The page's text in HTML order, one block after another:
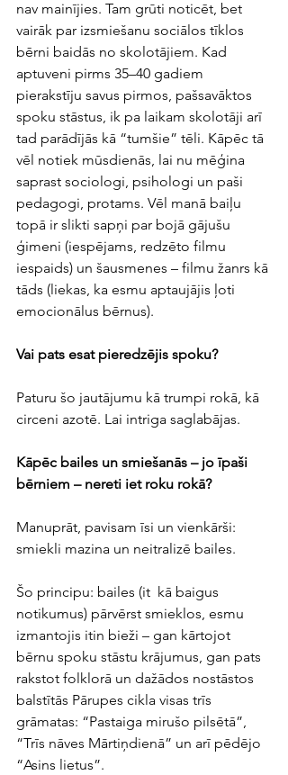
nav mainījies. Tam grūti noticēt, bet
vairāk par izsmiešanu sociālos tīklos
bērni baidās no skolotājiem. Kad
aptuveni pirms 35–40 gadiem
pierakstīju savus pirmos, pašsavāktos
spoku stāstus, ik pa laikam skolotāji arī
tad parādījās kā “tumšie” tēli. Kāpēc tā
vēl notiek mūsdienās, lai nu mēģina
saprast sociologi, psihologi un paši
pedagogi, protams. Vēl manā baiļu
topā ir slikti sapņi par bojā gājušu
ģimeni (iespējams, redzēto filmu
iespaids) un šausmenes – filmu žanrs kā
tāds (liekas, ka esmu aptaujājis ļoti
emocionālus bērnus).
Vai pats esat pieredzējis spoku?
Paturu šo jautājumu kā trumpi rokā, kā
circeni azotē. Lai intriga saglabājas.
Kāpēc bailes un smiešanās – jo īpaši
bērniem – nereti iet roku rokā?
Manuprāt, pavisam īsi un vienkārši:
smiekli mazina un neitralizē bailes.
Šo principu: bailes (it  kā baigus
notikumus) pārvērst smieklos, esmu
izmantojis itin bieži – gan kārtojot
bērnu spoku stāstu krājumus, gan pats
rakstot folklorā un dažādos nostāstos
balstītās Pārupes cikla visas trīs
grāmatas: “Pastaiga mirušo pilsētā”,
“Trīs nāves Mārtiņdienā” un arī pēdējo
“Asins lietus”.